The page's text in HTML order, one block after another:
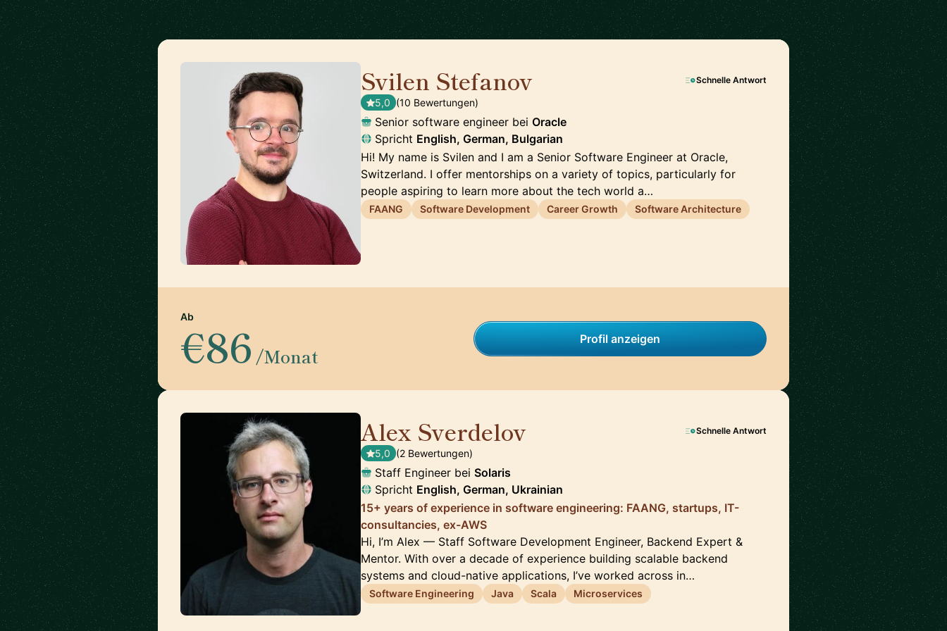
Svilen Stefanov Schnelle Antwort
5,0 (10 Bewertungen)
Senior software engineer bei Oracle
Spricht English, German, Bulgarian
Hi! My name is Svilen and I am a Senior Software Engineer at Oracle,
Switzerland. I offer mentorships on a variety of topics, particularly for
people aspiring to learn more about the tech world a…
FAANG Software Development Career Growth Software Architecture
Ab
€86 /Monat
Profil anzeigen
Alex Sverdelov Schnelle Antwort
5,0 (2 Bewertungen)
Staff Engineer bei Solaris
Spricht English, German, Ukrainian
15+ years of experience in software engineering: FAANG, startups, IT-
consultancies, ex-AWS
Hi, I’m Alex — Staff Software Development Engineer, Backend Expert &
Mentor. With over a decade of experience building scalable backend
systems and cloud-native applications, I’ve worked across in…
Software Engineering Java Scala Microservices